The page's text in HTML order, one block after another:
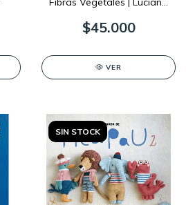
$45.000
VER
SIN STOCK